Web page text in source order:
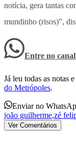
notícia, gera tantas
mundinho (risos)”,
Entre no
Já leu todas as notas
do Metrópoles.
Enviar no
joão guilherme,zé
Ver Comentários